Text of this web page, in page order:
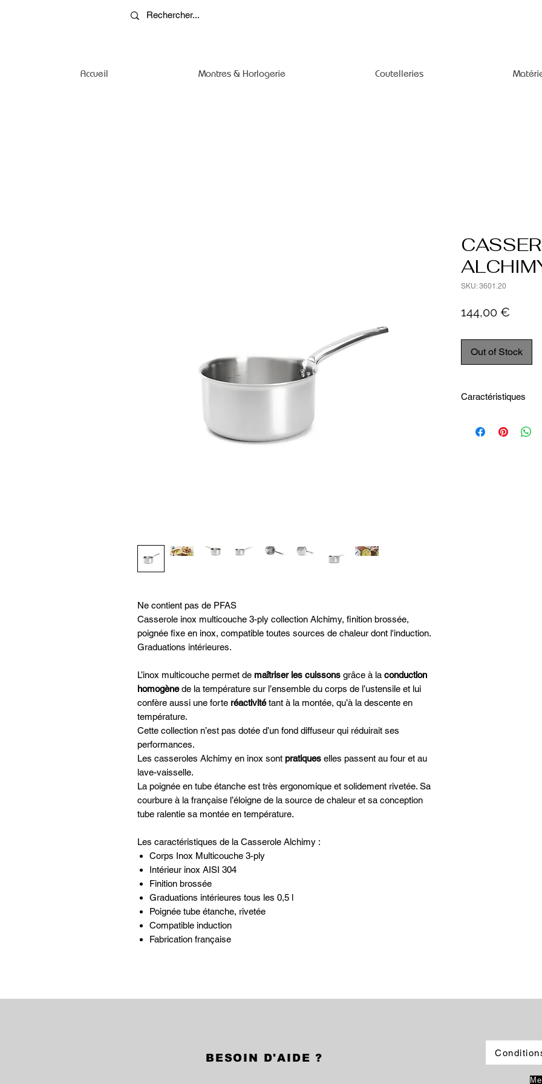
Accueil Montres & Horlogerie Coutelleries
Ne contient pas de PFAS
Casserole inox multicouche 3-ply collection Alchimy, finition brossée,
poignée fixe en inox, compatible toutes sources de chaleur dont l'induction.
Graduations intérieures.
L’inox multicouche permet de maîtriser les cuissons grâce à la conduction
homogènede la température sur l’ensemble du corps de l’ustensile et lui
confère aussi une forte réactivitétant à la montée, qu’à la descente en
température.
Cette collection n’est pas dotée d’un fond diffuseur qui réduirait ses
performances.
Les casseroles Alchimy en inox sont pratiques elles passent au four et au
lave-vaisselle.
La poignée en tube étanche est très ergonomique et solidement rivetée. Sa
courbure à la française l’éloigne de la source de chaleur et sa conception
tube ralentie sa montée en température.
Les caractéristiques de la Casserole Alchimy :
Corps Inox Multicouche 3-ply
Intérieur inox AISI 304
Finition brossée
Graduations intérieures tous les 0,5 l
Poignée tube étanche, rivetée
Compatible induction
Fabrication française
SKU: 3601.20
144,00 €
Out of Stock
Caractéristiques
Hauteur
BESOIN D'AIDE ?